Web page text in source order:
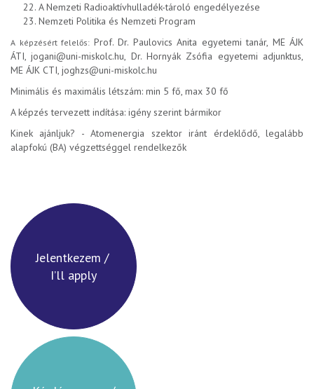
A Nemzeti Radioaktívhulladék-tároló engedélyezése
Nemzeti Politika és Nemzeti Program
A képzésért felelős: Prof. Dr. Paulovics Anita egyetemi tanár, ME ÁJK
ÁTI, jogani@uni-miskolc.hu, Dr. Hornyák Zsófia egyetemi adjunktus,
ME ÁJK CTI, joghzs@uni-miskolc.hu
Minimális és maximális létszám: min 5 fő, max 30 fő
A képzés tervezett indítása: igény szerint bármikor
Kinek ajánljuk? - Atomenergia szektor iránt érdeklődő, legalább
alapfokú (BA) végzettséggel rendelkezők
Jelentkezem /
I’ll apply